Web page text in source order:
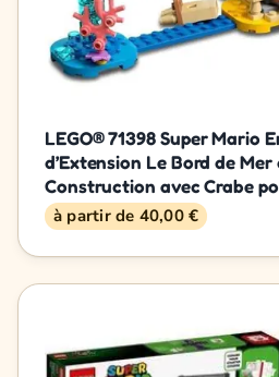
LEGO® 71398 Super Mario
d’Extension Le Bord de
Construction avec Crabe
à partir de 40,00 €